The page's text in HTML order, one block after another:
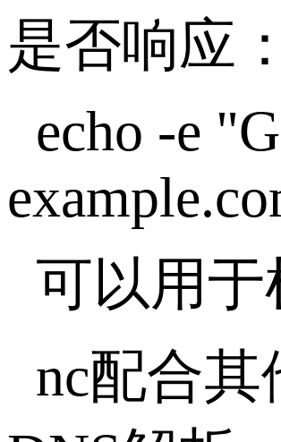
是否响应：
echo -e
可以用于
nc配合